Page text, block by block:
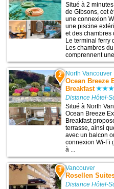
Situé à 2
de Gibsons, cet
une connexion
une piscine
et des chambres
Le terminal ferry
Les chambres
comprennent
2 North Vancouver
Ocean Breeze
Breakfast
Distance Hôtel-
Situé à North
Ocean Breeze
Breakfast
terrasse, ainsi
avec un balcon
connexion Wi-Fi
à ...
3 Vancouver
Rosellen
Distance Hôtel-